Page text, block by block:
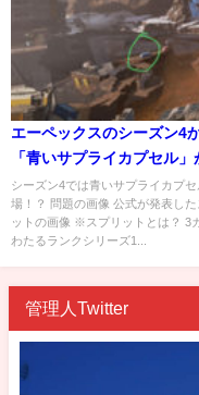
エーペックスのシーズン4
「青いサプライカプセル」
場！？公式画像を拡大して
と・・・
シーズン4では青いサプライカプセ
場！？ 問題の画像 公式が発表した
ットの画像 ※スプリットとは？ 3
わたるランクシリーズ1...
管理人Twitter